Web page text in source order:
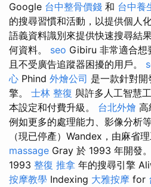
Google 台中整骨價錢 和 台中養
的搜尋習慣和活動，以提供個人
語義資料識別來提供快速搜尋結
何資料。 seo Gibiru 非常適合想
且不受廣告追蹤器困擾的用戶。
心 Phind 外燴公司 是一款針對開
擎。 士林 整復 與許多人工智慧
本設定和付費升級。 台北外燴 高
例如更多的處理能力、影像分析
（現已停產）Wandex，由麻省
massage Gray 於 1993 年開發
1993 整復 推拿 年的搜尋引擎
按摩教學 Indexing 大雅按摩 for